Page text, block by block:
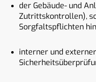
der Gebäude- und
Zutrittskontrollen),
Sorgfaltspflichten
interner und